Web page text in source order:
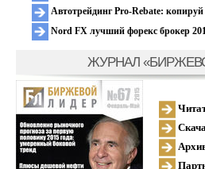
Автотрейдинг Pro-Rebate:
Nord FX лучший форекс брокер
ЖУРНАЛ